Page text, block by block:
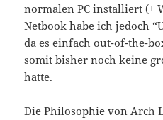
normalen PC installiert (+
Netbook habe ich jedoch
da es einfach out-of-the-
somit bisher noch keine
hatte.
Die Philosophie von Arch